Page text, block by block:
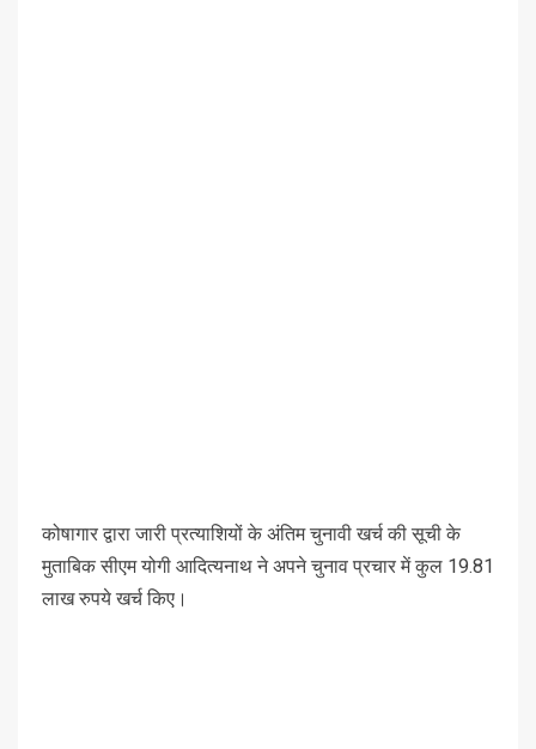
कोषागार द्वारा जारी प्रत्याशियों के अंतिम चुनावी खर्च की सूची के
मुताबिक सीएम योगी आदित्यनाथ ने अपने चुनाव प्रचार में कुल 19.81
लाख रुपये खर्च किए।